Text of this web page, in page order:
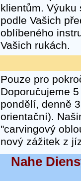
klientům. Výuku
podle Vašich
oblíbeného
Vašich rukách.
Pouze pro
Doporučujeme
pondělí, denně
orientační).
"carvingový
nový zážitek z
Nahe